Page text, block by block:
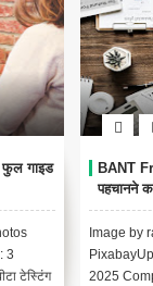
गाइड
3
टेस्टिंग
BANT
पहचानने
Image by
2025